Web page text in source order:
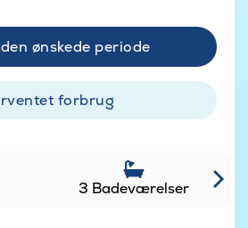
ønskede periode
forbrug
3 Badeværelser